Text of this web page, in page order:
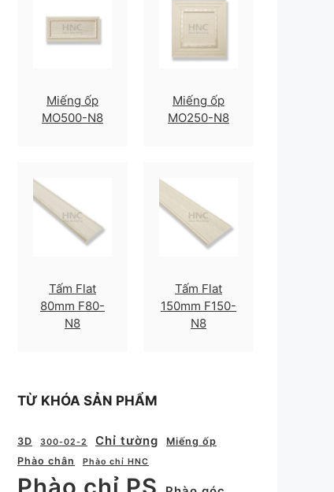
Miếng ốp
MO500-N8
Miếng ốp
MO250-N8
Tấm Flat
80mm F80-
N8
Tấm Flat
150mm F150-
N8
TỪ KHÓA SẢN PHẨM
3D 300-02-2 Chỉ tường
Miếng ốp
Phào chân
Phào chỉ HNC